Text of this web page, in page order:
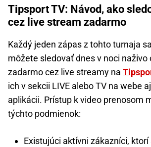
Tipsport TV: Návod, ako
cez live stream zadarmo
Každý jeden zápas z tohto turnaja
môžete sledovať dnes v noci naživo
zadarmo cez live streamy na
ich v sekcii LIVE alebo TV na webe
aplikácii. Prístup k video prenosom
týchto podmienok:
Existujúci aktívni zákazníci,